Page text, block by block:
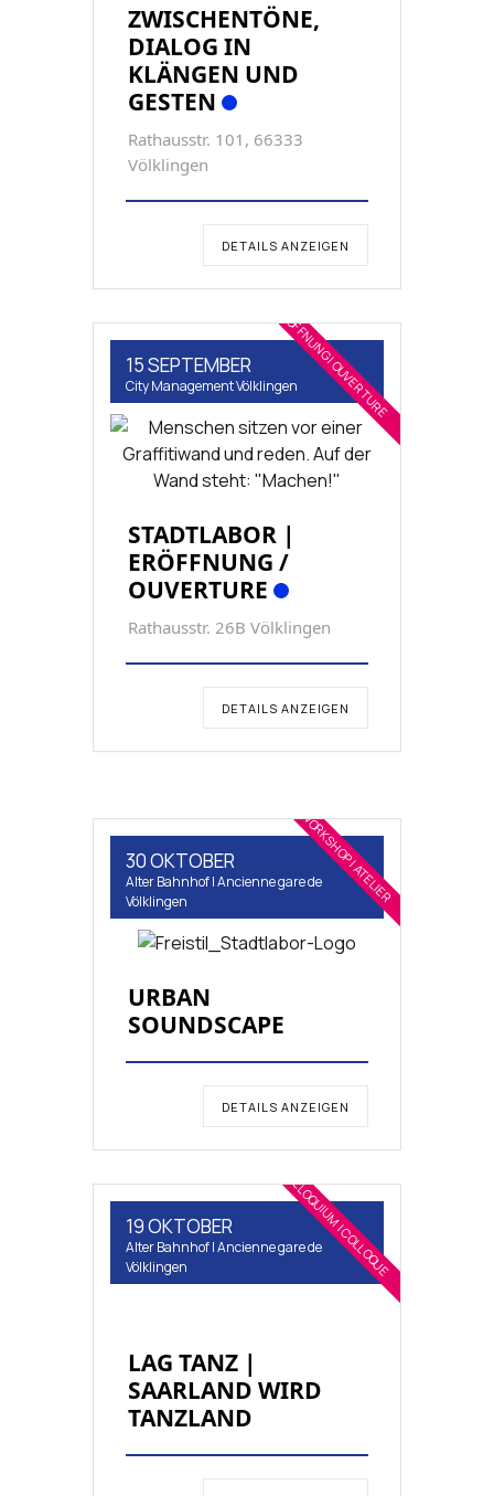
ZWISCHENTÖNE,
DIALOG IN
KLÄNGEN UND
GESTEN
Rathausstr. 101, 66333
Völklingen
DETAILS ANZEIGEN
15 SEPTEMBER
City Management VölklingenERÖFFNUNG | OUVERTURE
STADTLABOR |
ERÖFFNUNG /
OUVERTURE
Rathausstr. 26B Völklingen
DETAILS ANZEIGEN
30 OKTOBER
Alter Bahnhof | Ancienne gare de
Völklingen
WORKSHOP | ATELIER
URBAN
SOUNDSCAPE
DETAILS ANZEIGEN
19 OKTOBER
Alter Bahnhof | Ancienne gare de
Völklingen
KOLLOQUIUM | COLLOQUE
LAG TANZ |
SAARLAND WIRD
TANZLAND